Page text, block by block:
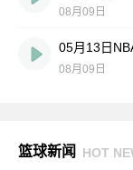
08月09日
08月09日
篮球新闻 HOT